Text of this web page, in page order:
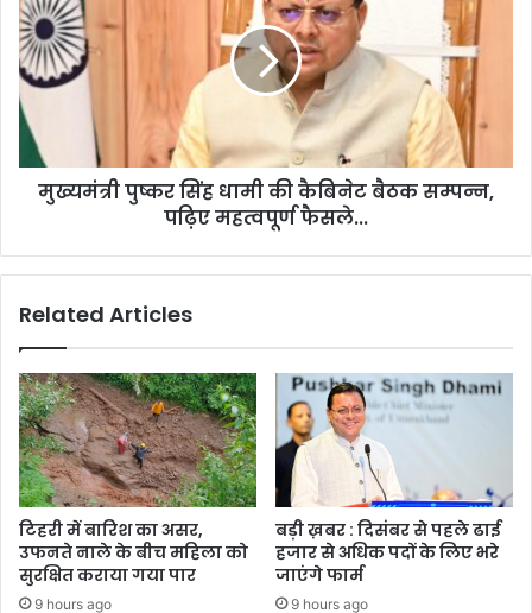
की
जंग
जारी
सिंह
धामी
की
कैबिनेट
बैठक
सम्पन्न,
पढ़िए
महत्वपूर्ण
मुख्यमंत्री पुष्कर सिंह धामी की कैबिनेट बैठक सम्पन्न,
पढ़िए महत्वपूर्ण फैसले...
Related Articles
टिहरी में बारिश का असर,
उफनते नाले के बीच महिला को
सुरक्षित कराया गया पार
9 hours ago
बड़ी ख़बर : दिसंबर से पहले ढाई
हजार से अधिक पदों के लिए भरे
जाएंगे फार्म
9 hours ago